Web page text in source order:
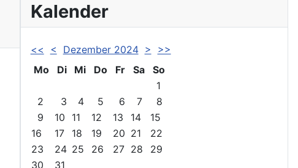
Kalender
<< < Dezember 2024 >
>>
Mo
Di Mi Do Fr Sa
So
1
2
3 4 5 6 7
8
9
10 11 12 13 14
15
16
17 18 19 20 21
22
23
24 25 26 27 28
29
30
31